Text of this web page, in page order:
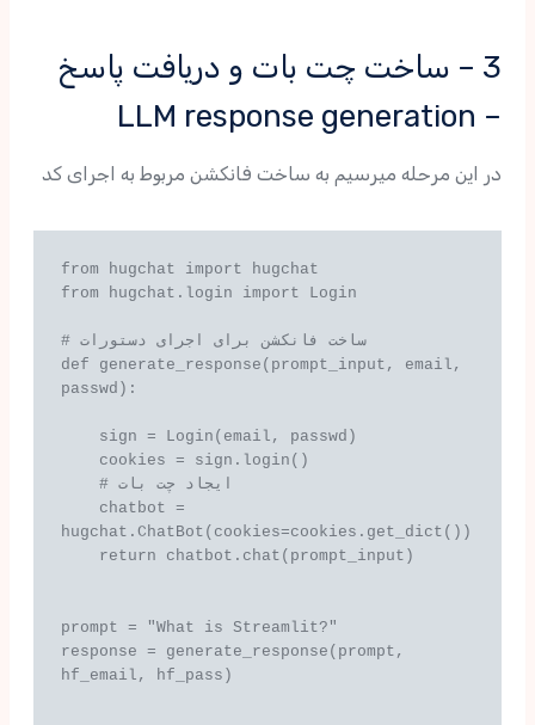
3 – ساخت چت بات و دریافت پاسخ
– LLM response generation
در این مرحله میرسیم به ساخت فانکشن مربوط به اجرای کد
from hugchat import hugchat
from hugchat.login import Login
# ساخت فانکشن برای اجرای دستورات
def generate_response(prompt_input, email,
passwd):
hugchat.ChatBot(cookies=cookies.get_dict())
prompt = "What is Streamlit?"
response = generate_response(prompt,
hf_email, hf_pass)